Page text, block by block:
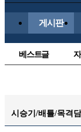
게시판
베스트글
시승기/배틀/목격담